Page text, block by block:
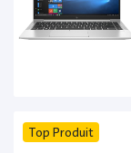
Top Produit